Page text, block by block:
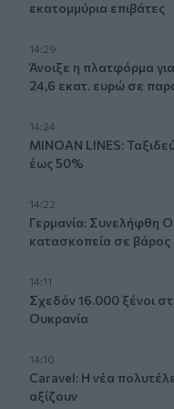
εκατομμύρια επιβάτες
14:29
Άνοιξε η πλατφόρμα
24,6 εκατ. ευρώ σε
14:24
MINOAN LINES:
έως 50%
14:22
Γερμανία: Συνελήφθη
κατασκοπεία σε βάρος
14:11
Σχεδόν 16.000 ξένοι
Ουκρανία
14:10
Caravel: Η νέα
αξίζουν